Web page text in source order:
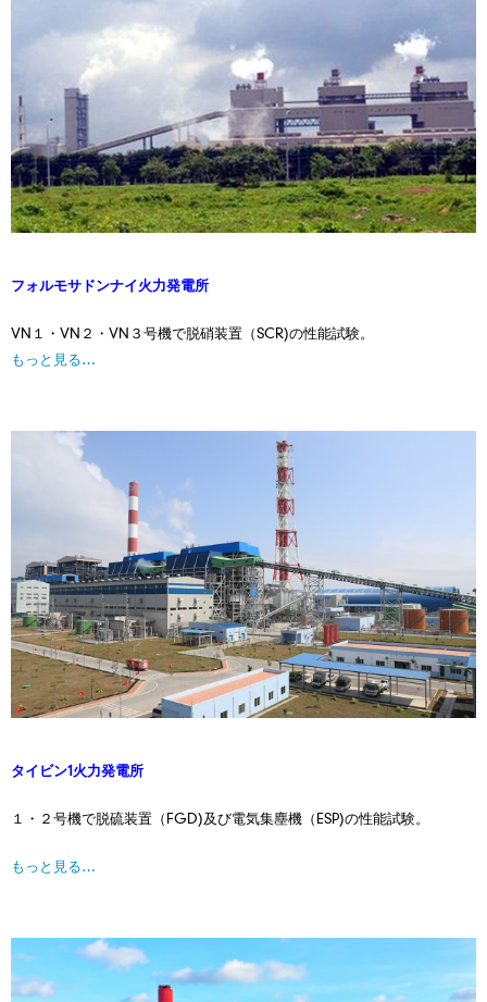
フォルモサドンナイ火力発電所
VN１・VN２・VN３号機で脱硝装置（SCR)の性能試験。
もっと見る…
タイビン1火力発電所
１・２号機で脱硫装置（FGD)及び電気集塵機（ESP)の性能試験。
もっと見る…